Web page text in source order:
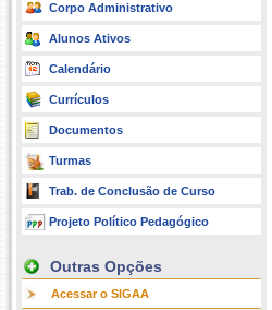
Corpo Administrativo
Alunos Ativos
Calendário
Currículos
Documentos
Turmas
Trab. de Conclusão de Curso
Projeto Político Pedagógico
Outras Opções
Acessar o SIGAA